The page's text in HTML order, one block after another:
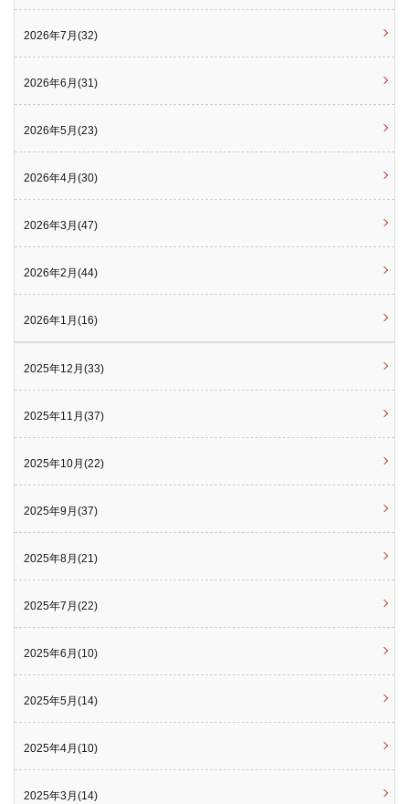
2026年7月(32)
2026年6月(31)
2026年5月(23)
2026年4月(30)
2026年3月(47)
2026年2月(44)
2026年1月(16)
2025年12月(33)
2025年11月(37)
2025年10月(22)
2025年9月(37)
2025年8月(21)
2025年7月(22)
2025年6月(10)
2025年5月(14)
2025年4月(10)
2025年3月(14)